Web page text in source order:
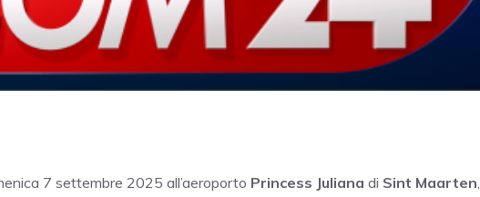
7 settembre 2025 all’aeroporto Princess Juliana di Sint Maarten,